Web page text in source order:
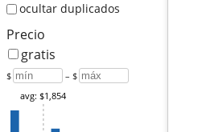
ocultar duplicados
Precio
gratis
$ – $
avg: $1,854